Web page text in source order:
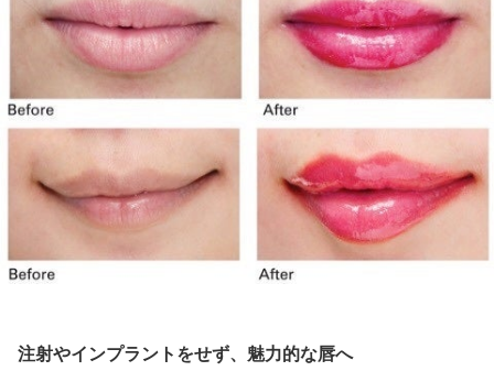
注射やインプラントをせず、魅力的な唇へ